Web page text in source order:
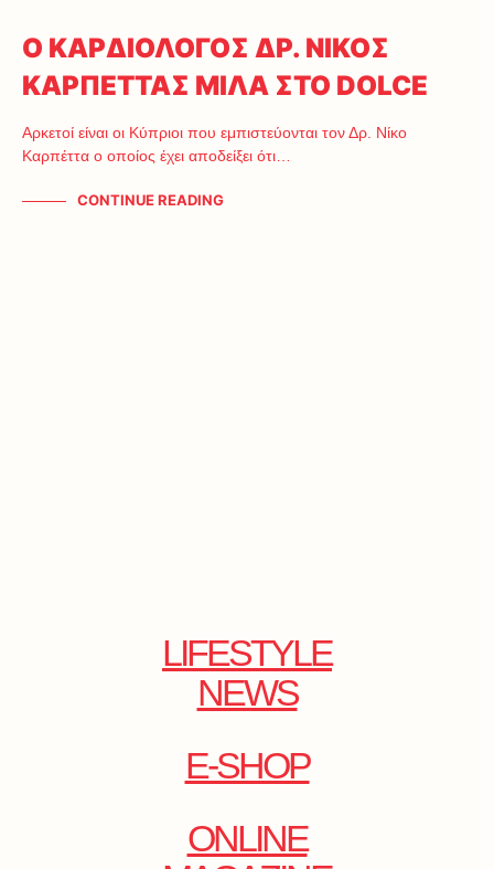
Ο ΚΑΡΔΙΟΛΟΓΟΣ ΔΡ. ΝΙΚΟΣ
ΚΑΡΠΕΤΤΑΣ ΜΙΛΑ ΣΤΟ DOLCE
Αρκετοί είναι οι Κύπριοι που εμπιστεύονται τον Δρ. Νίκο
Καρπέττα ο οποίος έχει αποδείξει ότι…
CONTINUE READING
LIFESTYLE
NEWS
E-SHOP
ONLINE